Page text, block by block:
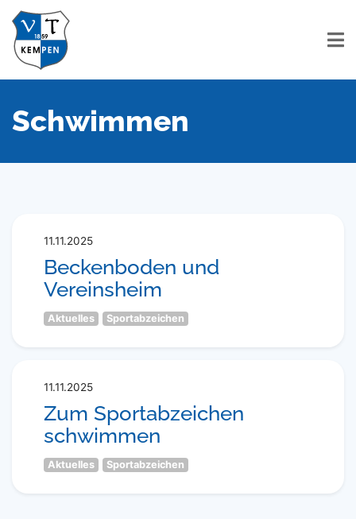
Schwimmen
11.11.2025
Beckenboden und
Vereinsheim
Aktuelles Sportabzeichen
11.11.2025
Zum Sportabzeichen
schwimmen
Aktuelles Sportabzeichen